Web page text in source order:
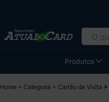
Produtos
Home Categoria Cartão de Visita